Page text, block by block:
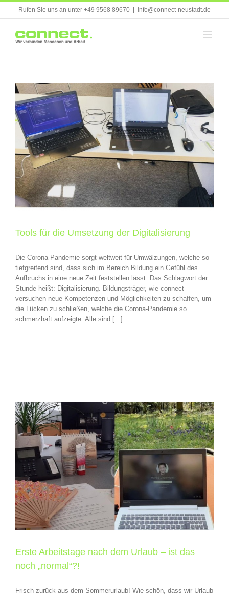
Rufen Sie uns an unter +49 9568 89670 info@connect-neustadt.de
Tools für die Umsetzung der Digitalisierung
Die Corona-Pandemie sorgt weltweit für Umwälzungen, welche so
tiefgreifend sind, dass sich im Bereich Bildung ein Gefühl des
Aufbruchs in eine neue Zeit feststellen lässt. Das Schlagwort der
Stunde heißt: Digitalisierung. Bildungsträger, wie connect
versuchen neue Kompetenzen und Möglichkeiten zu schaffen, um
die Lücken zu schließen, welche die Corona-Pandemie so
schmerzhaft aufzeigte. Alle sind [...]
Erste Arbeitstage nach dem Urlaub – ist das
noch „normal“?!
Frisch zurück aus dem Sommerurlaub! Wie schön, dass wir Urlaub